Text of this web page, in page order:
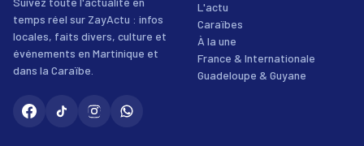
temps réel sur ZayActu : infos
locales, faits divers, culture et
événements en Martinique et
dans la Caraïbe.
L'actu
Caraïbes
À la une
France & Internationale
Guadeloupe & Guyane